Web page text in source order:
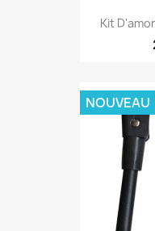
Kit
NOUVEAU